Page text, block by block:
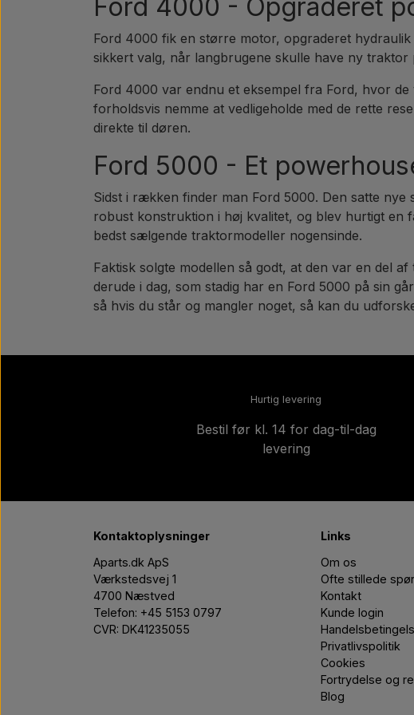
Ford 4000 - Opgraderet
Ford 4000 fik en større motor, opgraderet
sikkert valg, når langbrugene skulle have ny traktor
Ford 4000 var endnu et eksempel fra Ford, hvor
forholdsvis nemme at vedligeholde med de rette
direkte til døren.
Ford 5000 - Et
Sidst i rækken finder man Ford 5000. Den satte
robust konstruktion i høj kvalitet, og blev hurtigt en
bedst sælgende traktormodeller nogensinde.
Faktisk solgte modellen så godt, at den var en del
derude i dag, som stadig har en Ford 5000 på sin
så hvis du står og mangler noget, så kan du
Hurtig levering
Bestil før kl. 14 for dag-til-dag
levering
Kontaktoplysninger
Aparts.dk ApS
Værkstedsvej 1
4700 Næstved
Telefon: +45 5153 0797
CVR: DK41235055
Links
Om os
Ofte stillede
Kontakt
Kunde login
Privatlivspolitik
Cookies
Fortrydelse og
Blog